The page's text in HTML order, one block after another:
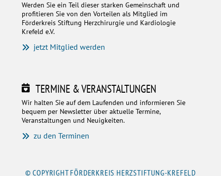
Werden Sie ein Teil dieser starken Gemeinschaft und
profitieren Sie von den Vorteilen als Mitglied im
Förderkreis Stiftung Herzchirurgie und Kardiologie
Krefeld e.V.
jetzt Mitglied werden
TERMINE & VERANSTALTUNGEN
Wir halten Sie auf dem Laufenden und informieren Sie
bequem per Newsletter über aktuelle Termine,
Veranstaltungen und Neuigkeiten.
zu den Terminen
© COPYRIGHT FÖRDERKREIS HERZSTIFTUNG-KREFELD